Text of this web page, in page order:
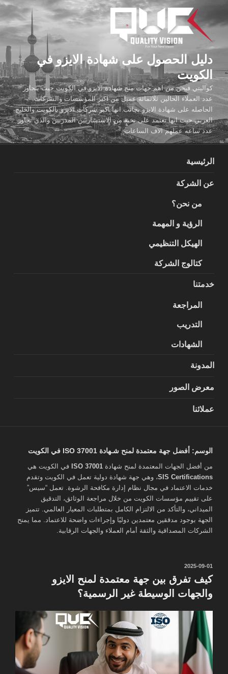
المحتوى
دليل الحصول على شهادة الايزو في
الكويت
كواليتي فيجن من اهم جهات منح شهادة الايزو في الكويت حيث يتجاوز
عدد العملاء الحالين ثلاثمائة عميل من اكبر المؤسسات والشركات
الحاصله على شهادة الايزو بجانب انها اكبر شركات الايزو بالكويت والخليج
العربي حيث انها تعتمد على نخبة من الاستشاريين المدربين والذي تجاوز
عدد ساعه عملهم الاف الساعات
الرئيسية
عن الشركة
من نحن؟
الرؤية و المهمة
الهيكل التنظيمي
كتالوج الشركة
خدمتنا
المراجعة
التدريب
الشهادات
المدونة
معرض الصور
عملائنا
الوسم: أفضل جهة معتمدة لمنح شـهادة ISO 37001 في الكويت
من أفضل الجهات المعتمدة لمنح شهادة ISO 37001 في الكويت هي
SIS Certifications، وهي جهة شهادة دولية تعمل في الكويت وتقدم
خدمات الاعتماد في مجال نظام إدارة مكافحة الرشوة. تعمل “سيس”
على تقييم مؤسسات الكويت من خلال مراجعة الوثائق، التدقيق
الميداني، والتأكد من الالتزام الكامل بمتطلبات المعيار العالمي. تتميز
الجهة بوجود مدققين معتمدين دوليًا وإجراءات واضحة للاعتماد. مما يمنح
الشركات المصداقية والثقة أمام العملاء والجهات الرقابية.
نُشر
في
2025-09-01
كيف تفرق بين جهة معتمدة لمنح الايزو
والجهات الوسيطة غير الرسمية؟